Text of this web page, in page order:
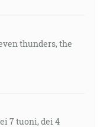
thunders, the
7 tuoni, dei 4